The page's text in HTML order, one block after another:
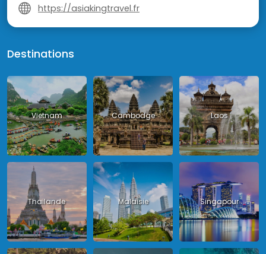
https://asiakingtravel.fr
Destinations
Vietnam Cambodge Laos
Thailande Malaisie Singapour